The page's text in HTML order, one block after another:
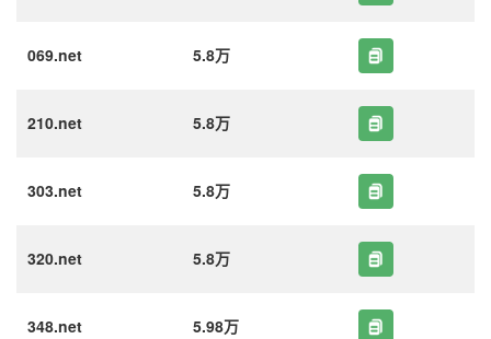
069.net 5.8万
210.net 5.8万
303.net 5.8万
320.net 5.8万
348.net 5.98万